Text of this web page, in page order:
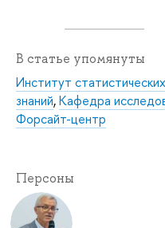
В статье упомянуты
Институт
знаний,Кафедра
Форсайт-центр
Персоны